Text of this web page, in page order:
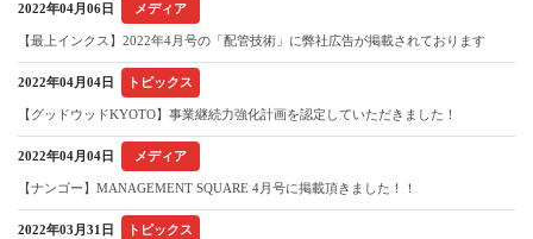
2022年04月06日 メディア
【最上インクス】2022年4月号の「配管技術」に弊社広告が掲載されております
2022年04月04日 トピックス
【グッドウッドKYOTO】事業継続力強化計画を認定していただきました！
2022年04月04日 メディア
【ナンゴー】MANAGEMENT SQUARE 4月号に掲載頂きました！！
2022年03月31日 トピックス